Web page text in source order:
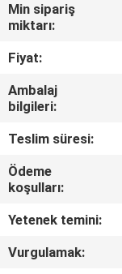
KALITE
KONTROL
ULAŞIN
BIR
TEKLIF
ISTEĞI
Min sipariş
miktarı:
Fiyat:
Ambalaj
bilgileri:
Teslim süresi:
Ödeme
koşulları:
Yetenek temini:
Vurgulamak: